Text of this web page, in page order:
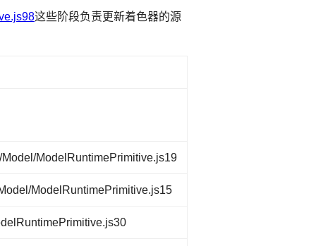
这些阶段负责更新着色器的源
ModelRuntimePrimitive.js19
ModelRuntimePrimitive.js15